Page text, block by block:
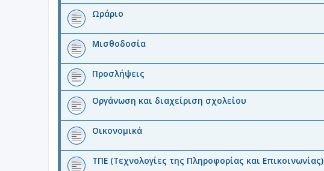
Ωράριο
Μισθοδοσία
Προσλήψεις
Οργάνωση και διαχείριση σχολείου
Οικονομικά
ΤΠΕ (Τεχνολογίες της Πληροφορίας και Επικοινωνίας)